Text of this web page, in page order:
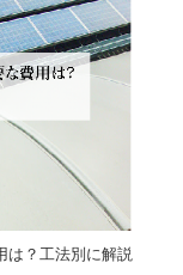
は？工法別に解説